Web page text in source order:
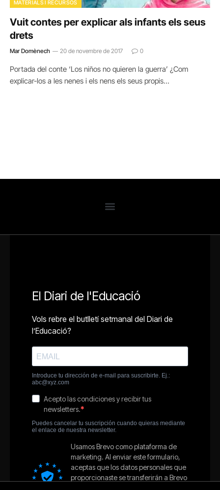
MATERIALS I RECURSOS
Vuit contes per explicar als infants els seus
drets
Mar Domènech 20 de novembre de 2017 0
Portada del conte ‘Los niños no quieren la guerra’ ¿Com
explicar-los a les nenes i els nens els seus propis…